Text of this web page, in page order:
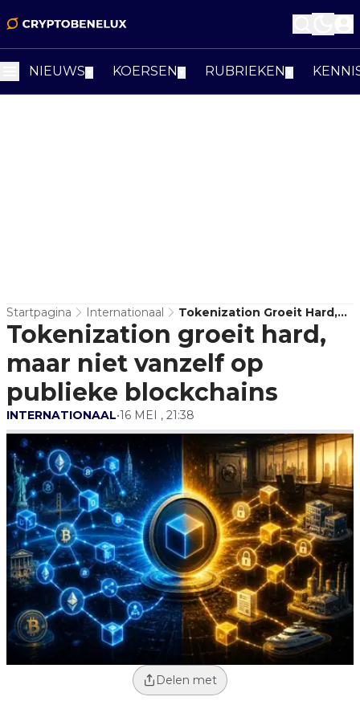
NIEUWS KOERSEN RUBRIEKEN
Startpagina Internationaal
Tokenization Groeit Hard,
Maar Niet Vanzelf Op
Publieke Blockchains
Tokenization groeit hard,
maar niet vanzelf op
publieke blockchains
INTERNATIONAAL•16 MEI , 21:38
Delen met